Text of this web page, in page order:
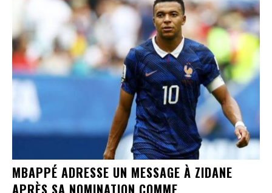
MBAPPÉ ADRESSE UN MESSAGE À ZIDANE